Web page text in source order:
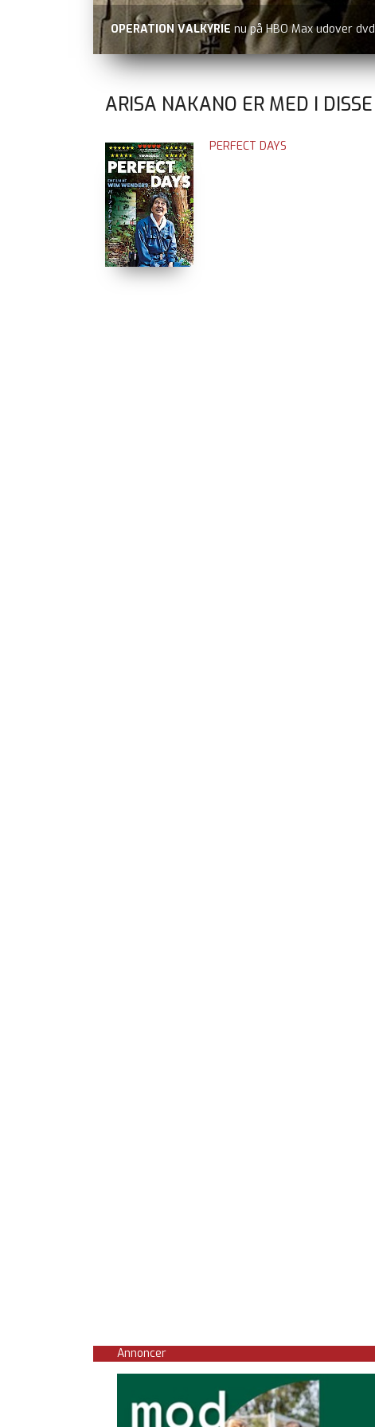
OPERATION VALKYRIE nu på HBO Max udover dvd
ARISA NAKANO ER MED I DISSE
PERFECT DAYS
Annoncer